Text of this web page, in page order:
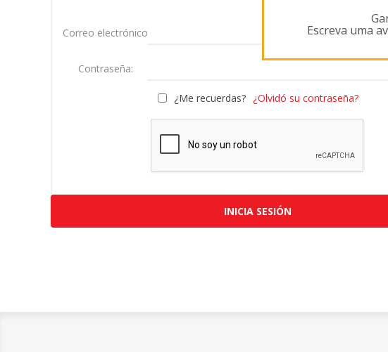
Correo electrónico:
Contraseña:
¿Me recuerdas? ¿Olvidó su contraseña?
INICIA SESIÓN
Escreva uma